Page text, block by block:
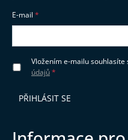
E-mail
Vložením e-mailu souhlasíte
údajů
PŘIHLÁSIT SE